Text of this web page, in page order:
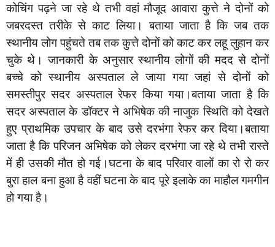
कोचिंग पढ़ने जा रहे थे तभी वहां मौजूद आवारा कुत्ते ने दोनों को
जबरदस्त तरीके से काट लिया। बताया जाता है कि जब तक
स्थानीय लोग पहुंचते तब तक कुत्ते दोनों को काट कर लहू लुहान कर
चुके थे। जानकारी के अनुसार स्थानीय लोगों की मदद से दोनों
बच्चे को स्थानीय अस्पताल ले जाया गया जहां से दोनों को
समस्तीपुर सदर अस्पताल रेफर किया गया।बताया जाता है कि
सदर अस्पताल के डॉक्टर ने अभिषेक की नाजुक स्थिति को देखते
हुए प्राथमिक उपचार के बाद उसे दरभंगा रेफर कर दिया।बताया
जाता है कि परिजन अभिषेक को लेकर दरभंगा जा रहे थे तभी रास्ते
में ही उसकी मौत हो गई।घटना के बाद परिवार वालों का रो रो कर
बुरा हाल बना हुआ है वहीं घटना के बाद पूरे इलाके का माहौल गमगीन
हो गया है।